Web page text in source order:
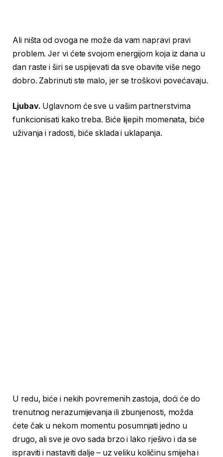
Ali ništa od ovoga ne može da vam napravi pravi
problem. Jer vi ćete svojom energijom koja iz dana u
dan raste i širi se uspijevati da sve obavite više nego
dobro. Zabrinuti ste malo, jer se troškovi povećavaju.
Ljubav. Uglavnom će sve u vašim partnerstvima
funkcionisati kako treba. Biće lijepih momenata, biće
uživanja i radosti, biće sklada i uklapanja.
U redu, biće i nekih povremenih zastoja, doći će do
trenutnog nerazumijevanja ili zbunjenosti, možda
ćete čak u nekom momentu posumnjati jedno u
drugo, ali sve je ovo sada brzo i lako rješivo i da se
ispraviti i nastaviti dalje – uz veliku količinu smijeha i